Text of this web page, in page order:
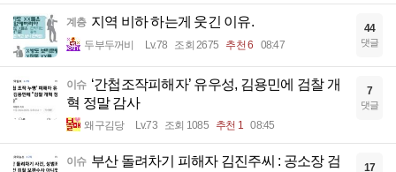
계층 지역 비하 하는게 웃긴 이유.
두부두꺼비 Lv.78 조회 2675 추천 6 08:47
44
댓글
이슈 ‘간첩조작피해자’ 유우성, 김용민에 검찰 개
혁 정말 감사
왜구김당 Lv.73 조회 1085 추천 1 08:45
7
댓글
이슈 부산 돌려차기 피해자 김진주씨 : 공소장 검
17